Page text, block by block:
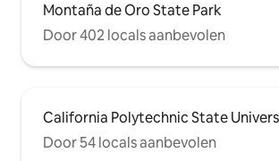
Montaña de Oro State Park
Door 402 locals aanbevolen
California Polytechnic State
Door 54 locals aanbevolen